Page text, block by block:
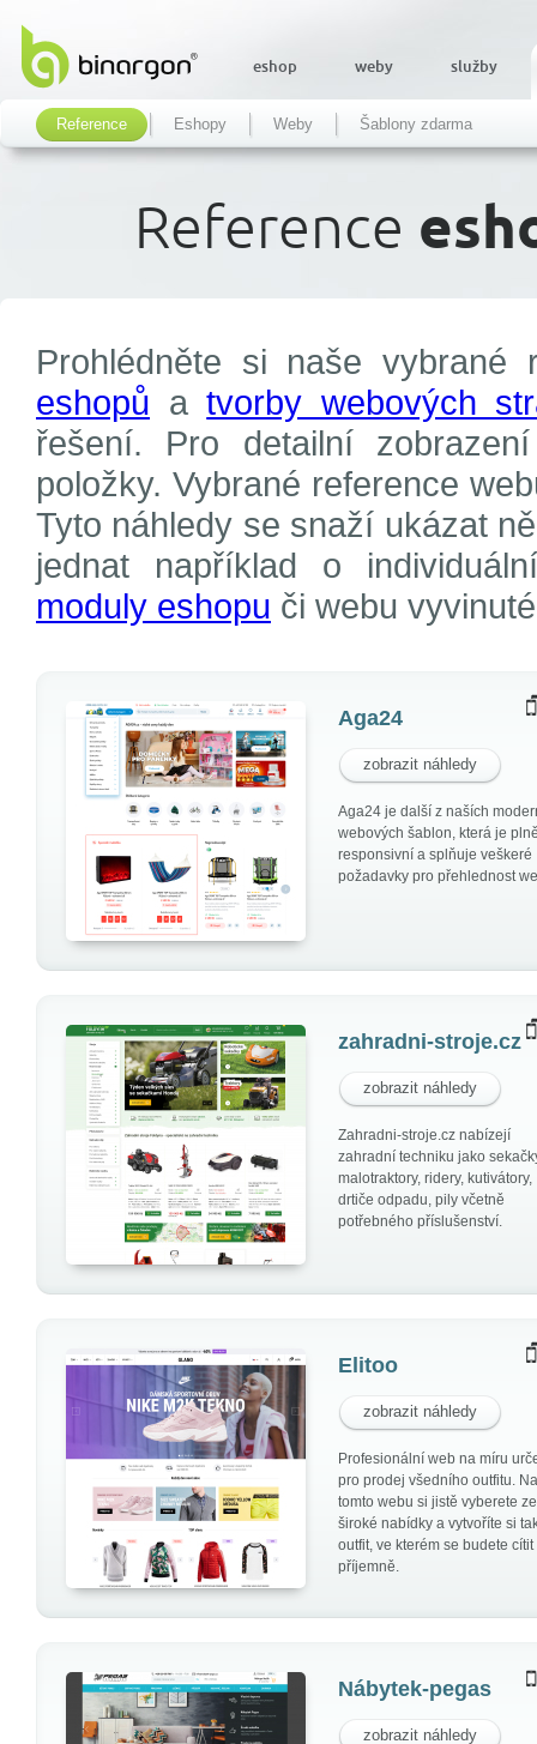
Reference
Prohlédněte si naše
eshopů atvorby webových
řešení. Pro detailní
položky. Vybrané reference
Tyto náhledy se snaží ukázat
jednat například o
moduly eshopu či webu
Aga24
zobrazit náhledy
Aga24 je další z naších
webových šablon, která je
responsivní a splňuje veškeré
požadavky pro přehlednost
zahradni-stroje.cz
zobrazit náhledy
Zahradni-stroje.cz nabízejí
zahradní techniku jako
malotraktory, ridery, kutivátory,
drtiče odpadu, pily včetně
potřebného příslušenství.
Elitoo
zobrazit náhledy
Profesionální web na míru
pro prodej všedního outfitu. Na
tomto webu si jistě vyberete ze
široké nabídky a vytvoříte si
outfit, ve kterém se budete cítit
příjemně.
Nábytek-pegas
zobrazit náhledy
eshop weby služby
Reference Eshopy Weby Šablony zdarma